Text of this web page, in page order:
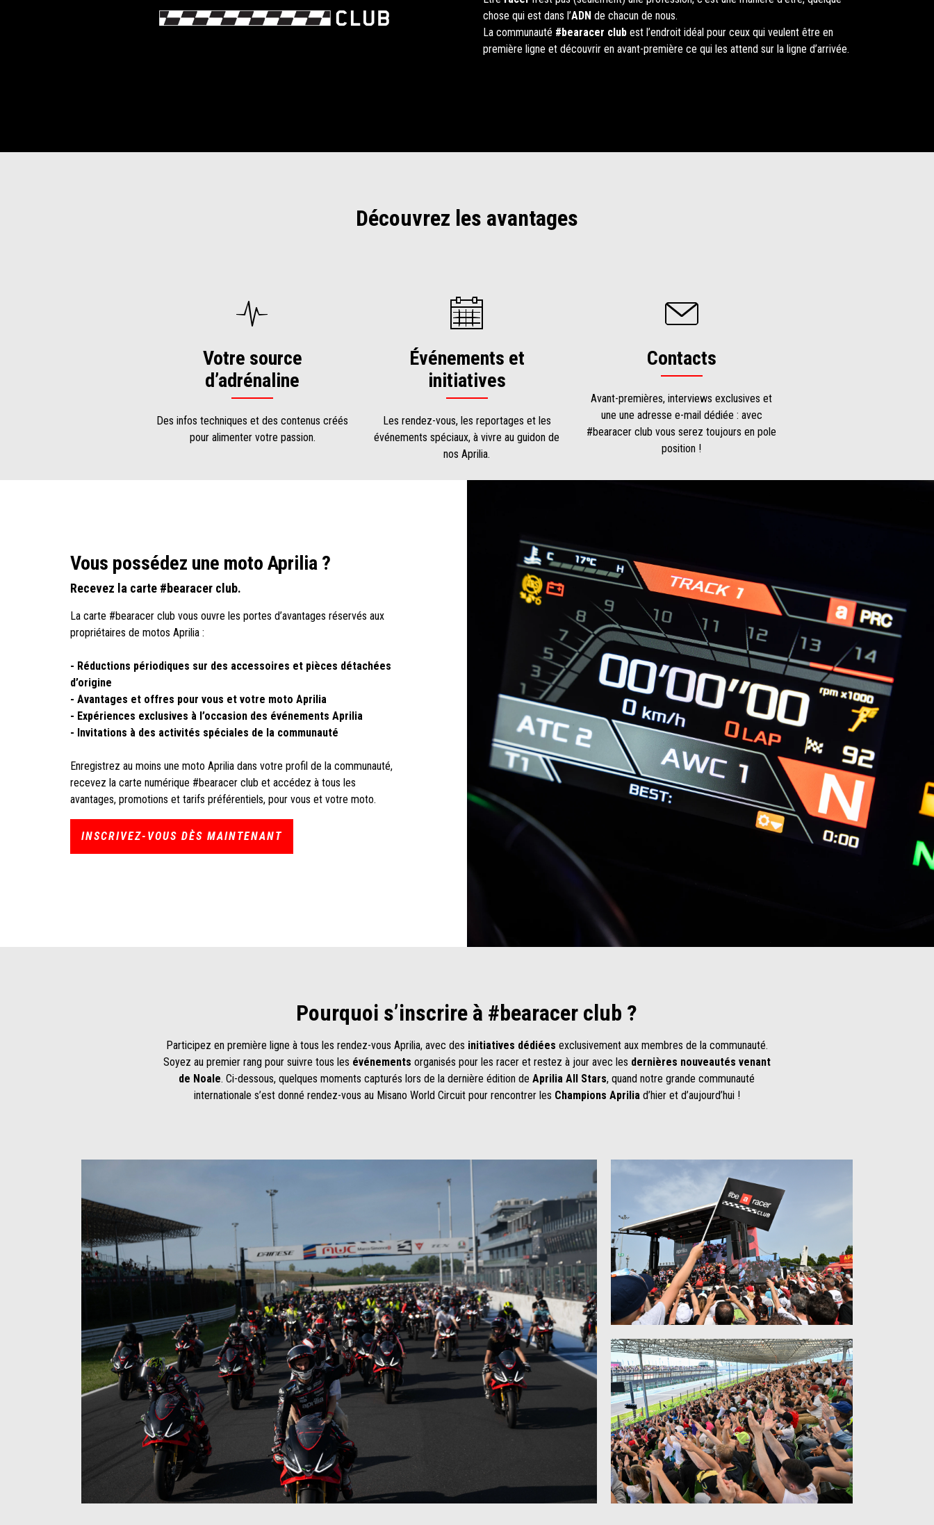
chose qui est dans l’ADN de chacun de nous.
La communauté #bearacer club est l’endroit idéal pour ceux qui veulent être en
première ligne et découvrir en avant-première ce qui les attend sur la ligne d’arrivée.
Découvrez les avantages
Votre source
d’adrénaline
Des infos techniques et des contenus créés
pour alimenter votre passion.
Événements et
initiatives
Les rendez-vous, les reportages et les
événements spéciaux, à vivre au guidon de
nos Aprilia.
Contacts
Avant-premières, interviews exclusives et
une une adresse e-mail dédiée : avec
#bearacer club vous serez toujours en pole
position !
Vous possédez une moto Aprilia ?
Recevez la carte #bearacer club.
La carte #bearacer club vous ouvre les portes d’avantages réservés aux
propriétaires de motos Aprilia :
- Réductions périodiques sur des accessoires et pièces détachées
d’origine
- Avantages et offres pour vous et votre moto Aprilia
- Expériences exclusives à l’occasion des événements Aprilia
- Invitations à des activités spéciales de la communauté
Enregistrez au moins une moto Aprilia dans votre profil de la communauté,
recevez la carte numérique #bearacer club et accédez à tous les
avantages, promotions et tarifs préférentiels, pour vous et votre moto.
INSCRIVEZ-VOUS DÈS MAINTENANT
Pourquoi s’inscrire à #bearacer club ?
Participez en première ligne à tous les rendez-vous Aprilia, avec des initiatives dédiées exclusivement aux membres de la communauté.
Soyez au premier rang pour suivre tous les événements organisés pour les racer et restez à jour avec les dernières nouveautés venant
de Noale. Ci-dessous, quelques moments capturés lors de la dernière édition deAprilia All Stars, quand notre grande communauté
internationale s’est donné rendez-vous au Misano World Circuit pour rencontrer les Champions Apriliad’hier et d’aujourd’hui !